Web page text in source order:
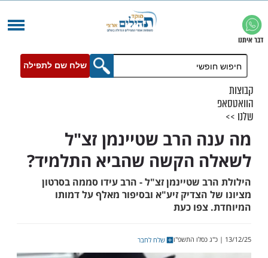
שלח שם לתפילה
הרב שטיינמן זצ"ל
הקשה שהביא התלמיד?
הצדיק זיע"א ובסיפור מאלף על דמותו